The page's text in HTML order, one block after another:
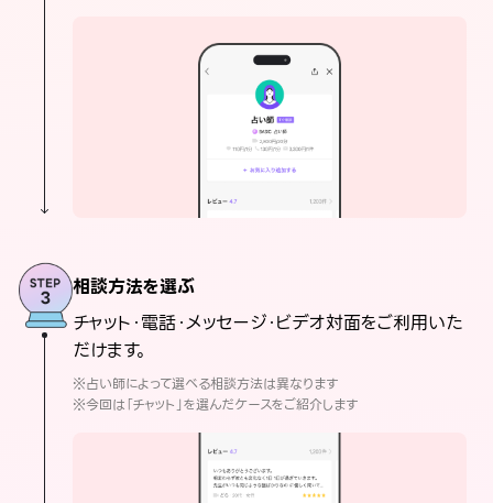
相談方法を選ぶ
チャット・電話・メッセージ・ビデオ対面をご利用いた
だけます。
※占い師によって選べる相談方法は異なります
※今回は「チャット」を選んだケースをご紹介します